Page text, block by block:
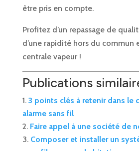
être pris en compte.
Profitez d’un repassage de
d’une rapidité hors du commun
centrale vapeur !
Publications
3 points clés à retenir dans le
alarme sans fil
Faire appel à une société de
Composer et installer un